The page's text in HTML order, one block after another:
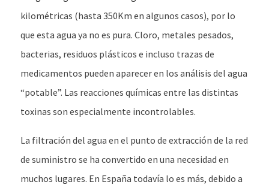
kilométricas (hasta 350Km en algunos casos), por lo
que esta agua ya no es pura. Cloro, metales pesados,
bacterias, residuos plásticos e incluso trazas de
medicamentos pueden aparecer en los análisis del agua
“potable”. Las reacciones químicas entre las distintas
toxinas son especialmente incontrolables.
La filtración del agua en el punto de extracción de la red
de suministro se ha convertido en una necesidad en
muchos lugares. En España todavía lo es más, debido a